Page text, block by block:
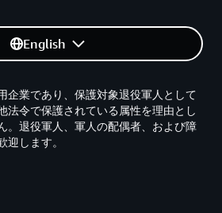
English
企業であり、保護対象退役軍人として
法令で保護されている属性を理由とし
。退役軍人、軍人の配偶者、および障
迎します。